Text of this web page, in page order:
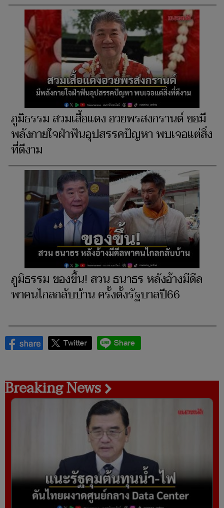
ภูมิธรรม สวมเสื้อแดง อวยพรสงกรานต์ ขอมี
พลังกายใจฝ่าฟันอุปสรรคปัญหา​ พบเจอแต่สิ่ง
ที่ดีงาม
ภูมิธรรม ของขึ้น! สวน ธนาธร หลังอ้างมีดีล
พาคนไกลกลับบ้าน ครั้งตั้งรัฐบาลปี66
Breaking News